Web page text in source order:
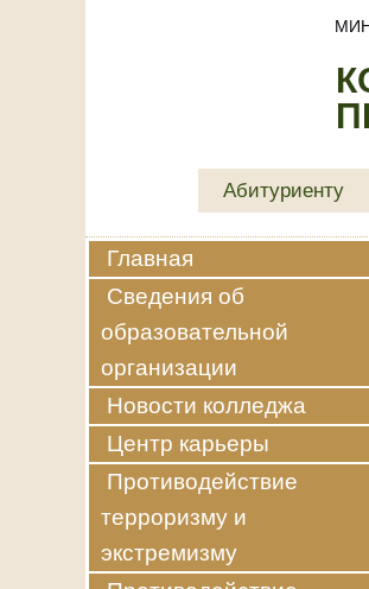
Абитуриенту
Главная
Сведения об
образовательной
организации
Новости колледжа
Центр карьеры
Противодействие
терроризму и
экстремизму